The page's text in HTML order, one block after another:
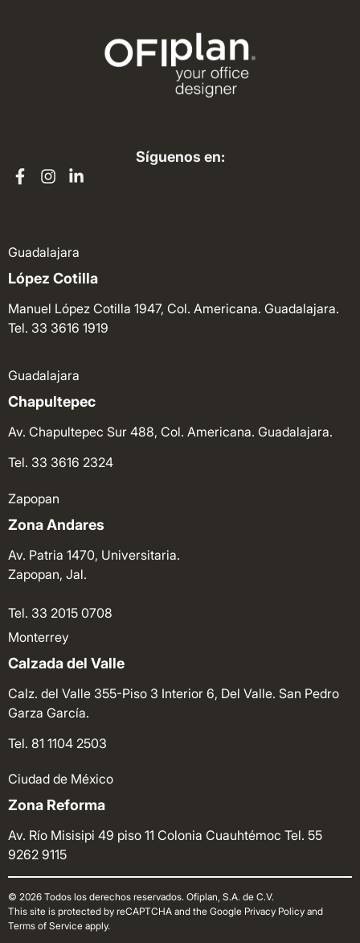
Síguenos en:
Guadalajara
López Cotilla
Manuel López Cotilla 1947, Col. Americana. Guadalajara.
Tel. 33 3616 1919
Guadalajara
Chapultepec
Av. Chapultepec Sur 488, Col. Americana. Guadalajara.
Tel. 33 3616 2324
Zapopan
Zona Andares
Av. Patria 1470, Universitaria.
Zapopan, Jal.
Tel. 33 2015 0708
Monterrey
Calzada del Valle
Calz. del Valle 355-Piso 3 Interior 6, Del Valle. San Pedro
Garza García.
Tel. 81 1104 2503
Ciudad de México
Zona Reforma
Av. Río Misisipi 49 piso 11 Colonia Cuauhtémoc Tel. 55
9262 9115
© 2026 Todos los derechos reservados. Ofiplan, S.A. de C.V.
This site is protected by reCAPTCHA and the Google Privacy Policy and
Terms of Service apply.